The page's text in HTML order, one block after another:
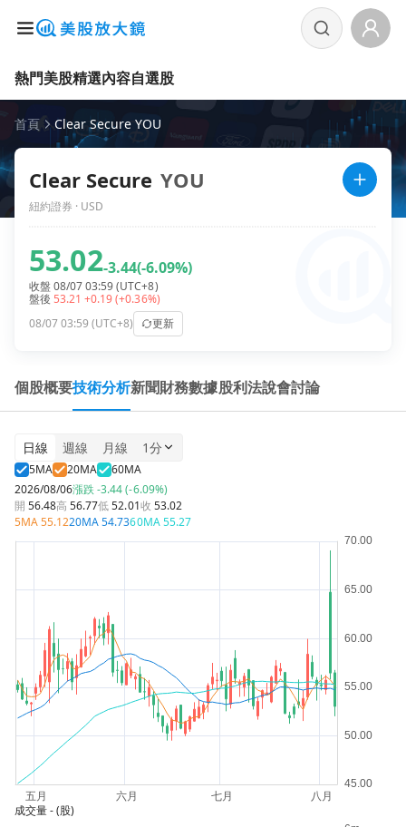
熱門美股精選內容自選股
首頁 Clear Secure YOU
Clear Secure YOU
紐約證券 · USD
53.02-3.44(-6.09%)
收盤 08/07 03:59 (UTC+8)
盤後53.21+0.19(+0.36%)
08/07 03:59 (UTC+8)
更新
個股概要技術分析新聞財務數據股利法說會討論
日線 週線 月線 1分
5MA 20MA
60MA
2026/08/06漲跌-3.44 (-6.09%)
開56.48高56.77低52.01收 53.02
5MA55.1220MA54.7360MA55.27
成交量- (股)